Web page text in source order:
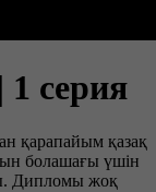
серия
қарапайым қазақ
болашағы үшін
Дипломы жоқ